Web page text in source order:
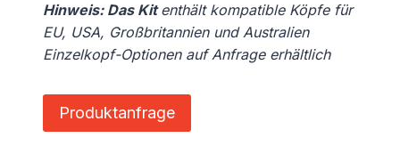
Hinweis: Das Kitenthält kompatible Köpfe für
EU, USA, Großbritannien und Australien
Einzelkopf-Optionen auf Anfrage erhältlich
Produktanfrage